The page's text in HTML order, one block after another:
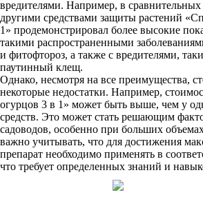
вредителями. Например, в
другими средствами защиты растений
1» продемонстрировал более высокие
такими распространенными
и фитофтороз, а также с вредителями,
паутинный клещ.
Однако, несмотря на все преимущества,
некоторые недостатки. Например,
огурцов 3 в 1» может быть выше, чем у
средств. Это может стать решающим
садоводов, особенно при больших
важно учитывать, что для достижения
препарат необходимо применять в
что требует определенных знаний и